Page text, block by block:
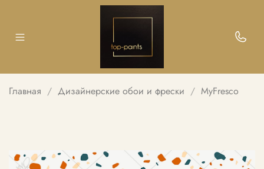
Главная Дизайнерские обои и фрески MyFresco